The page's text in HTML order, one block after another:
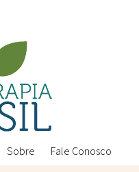
Sobre Fale Conosco